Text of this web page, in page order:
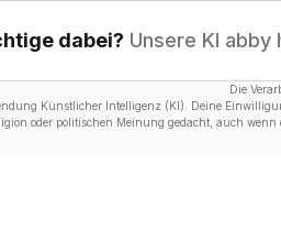
dabei? Unsere KI
Die
Künstlicher Intelligenz (KI). Deine
oder politischen Meinung gedacht, auch